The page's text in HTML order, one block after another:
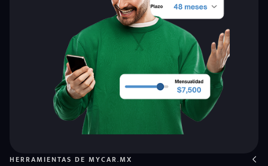
HERRAMIENTAS DE MYCAR.MX